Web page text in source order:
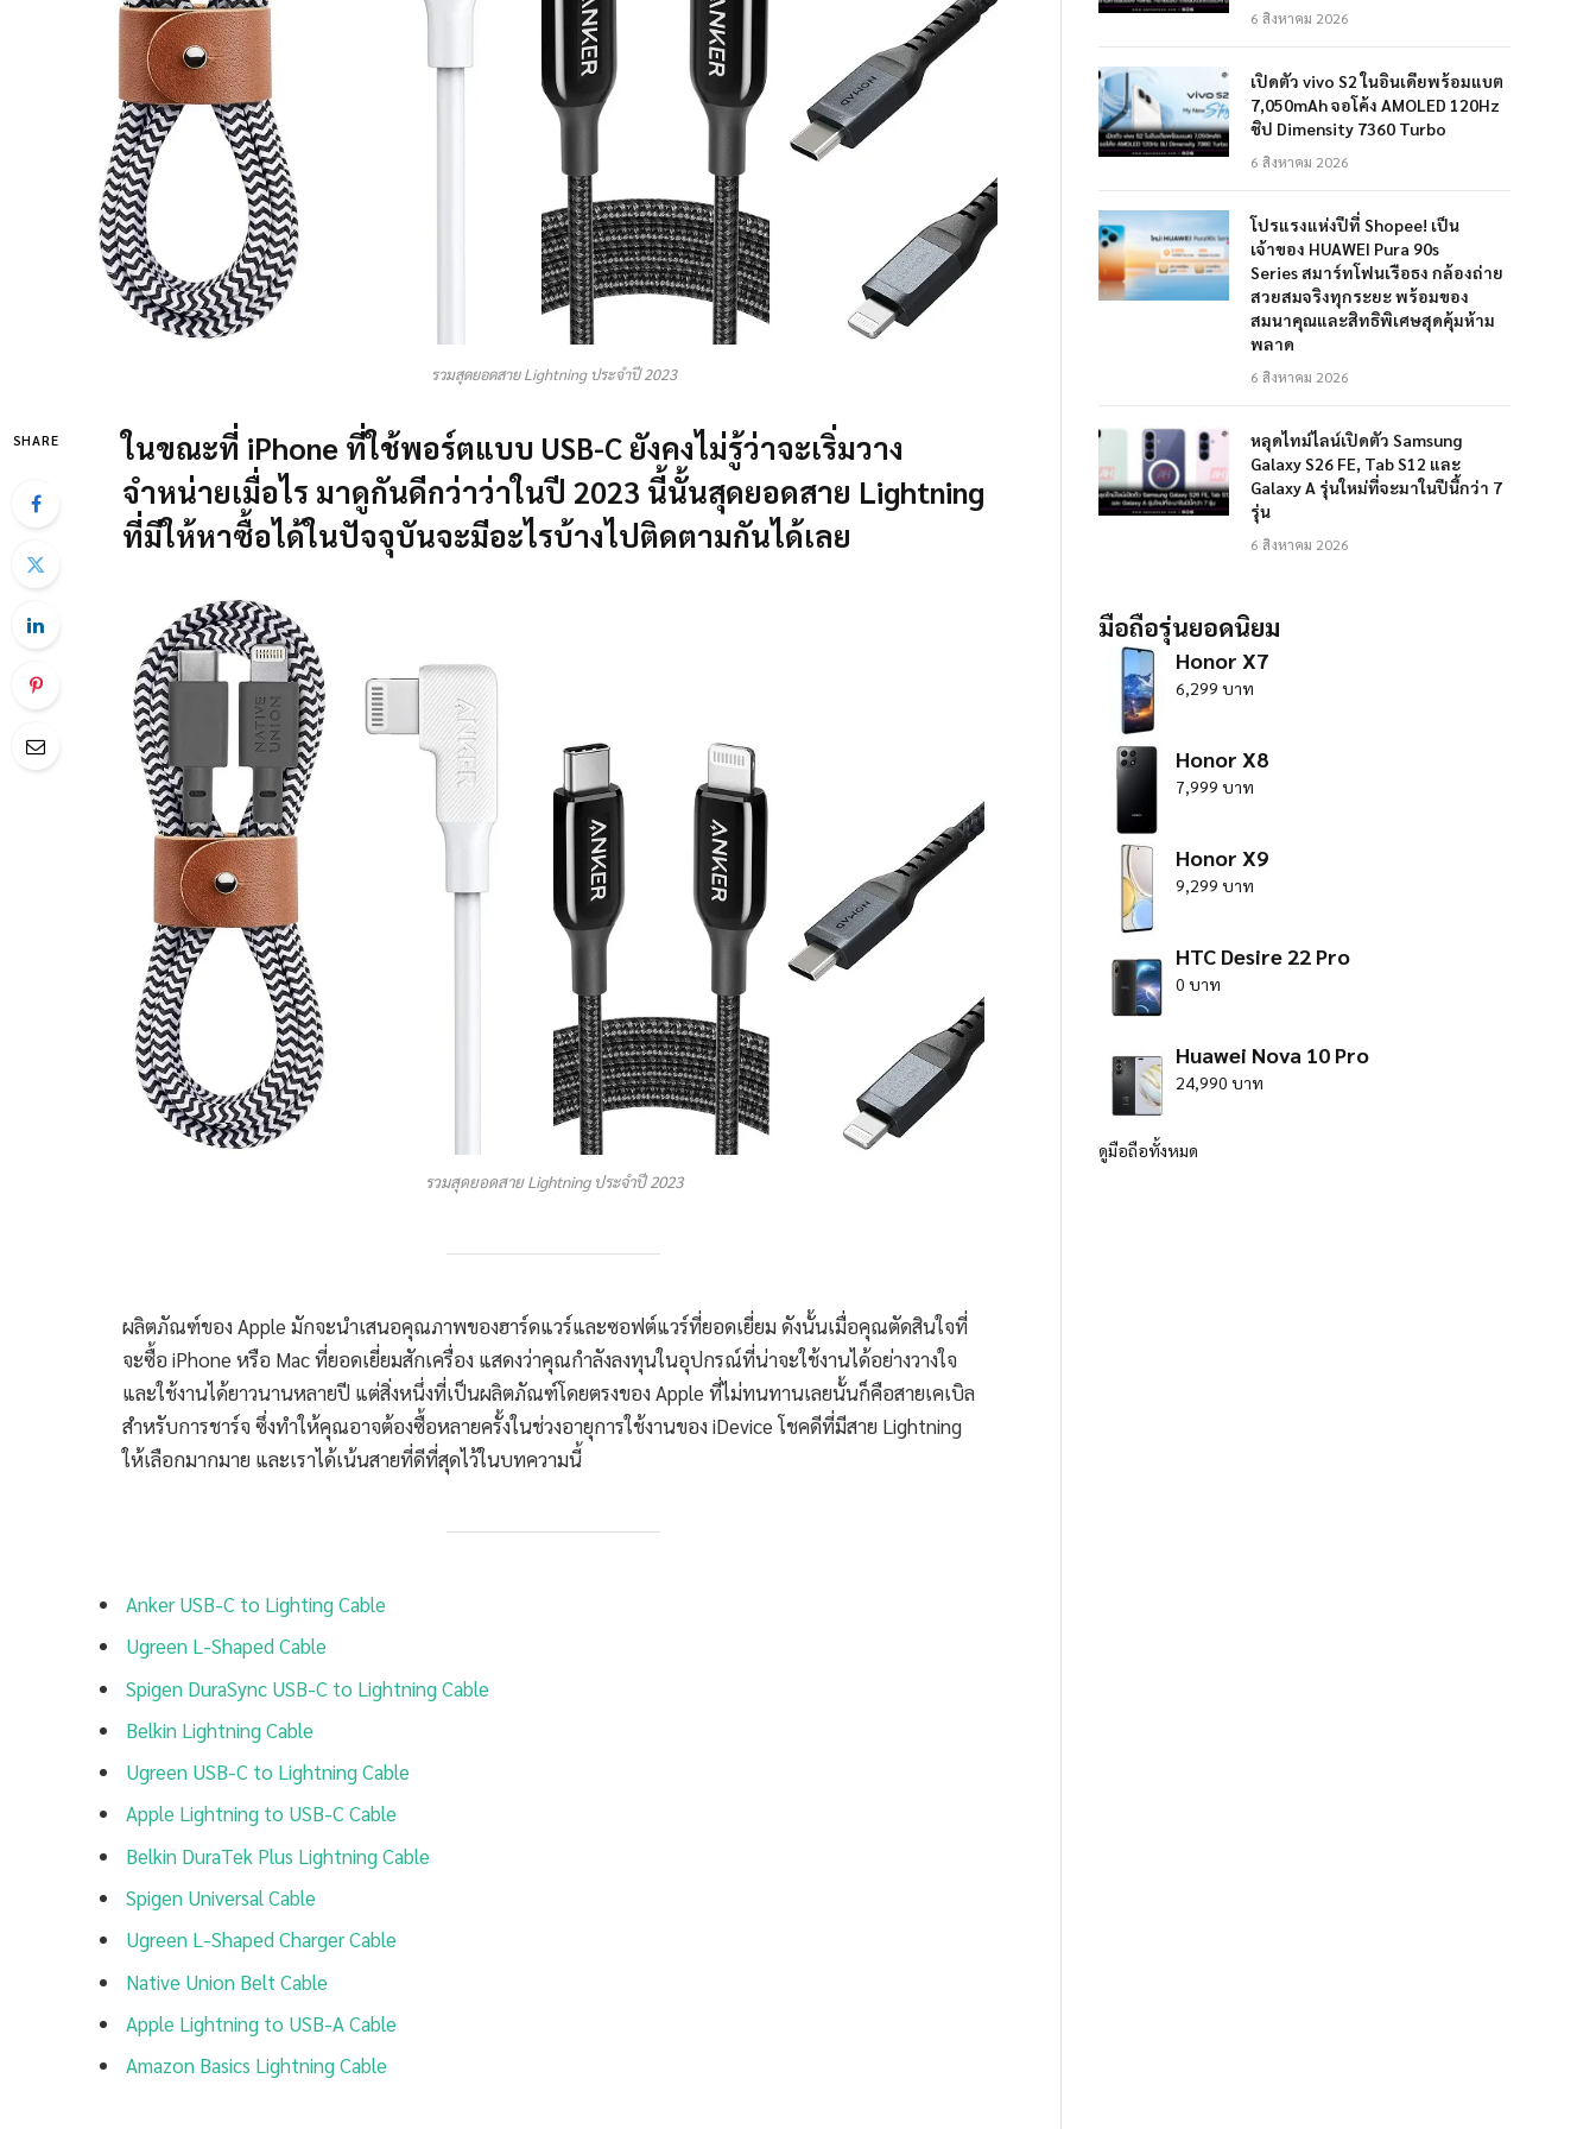
รวมสุดยอดสาย Lightning ประจำปี 2023
SHARE
ในขณะที่ iPhone ที่ใช้พอร์ตแบบ USB-C ยังคงไม่รู้ว่าจะเริ่มวาง
จำหน่ายเมื่อไร มาดูกันดีกว่าว่าในปี 2023 นี้นั้นสุดยอดสาย Lightning
ที่มีให้หาซื้อได้ในปัจจุบันจะมีอะไรบ้างไปติดตามกันได้เลย
รวมสุดยอดสาย Lightning ประจำปี 2023
ผลิตภัณฑ์ของ Apple มักจะนำเสนอคุณภาพของฮาร์ดแวร์และซอฟต์แวร์ที่ยอดเยี่ยม ดังนั้นเมื่อคุณตัดสินใจที่
จะซื้อ iPhone หรือ Mac ที่ยอดเยี่ยมสักเครื่อง แสดงว่าคุณกำลังลงทุนในอุปกรณ์ที่น่าจะใช้งานได้อย่างวางใจ
และใช้งานได้ยาวนานหลายปี แต่สิ่งหนึ่งที่เป็นผลิตภัณฑ์โดยตรงของ Apple ที่ไม่ทนทานเลยนั้นก็คือสายเคเบิล
สำหรับการชาร์จ ซึ่งทำให้คุณอาจต้องซื้อหลายครั้งในช่วงอายุการใช้งานของ iDevice โชคดีที่มีสาย Lightning
ให้เลือกมากมาย และเราได้เน้นสายที่ดีที่สุดไว้ในบทความนี้
Anker USB-C to Lighting Cable
Ugreen L-Shaped Cable
Spigen DuraSync USB-C to Lightning Cable
Belkin Lightning Cable
Ugreen USB-C to Lightning Cable
Apple Lightning to USB-C Cable
Belkin DuraTek Plus Lightning Cable
Spigen Universal Cable
Ugreen L-Shaped Charger Cable
Native Union Belt Cable
Apple Lightning to USB-A Cable
Amazon Basics Lightning Cable
6 สิงหาคม 2026
เปิดตัว vivo S2 ในอินเดียพร้อมแบต
7,050mAh จอโค้ง AMOLED 120Hz
ชิป Dimensity 7360 Turbo
6 สิงหาคม 2026
โปรแรงแห่งปีที่ Shopee! เป็น
เจ้าของ HUAWEI Pura 90s
Series สมาร์ทโฟนเรือธง กล้องถ่าย
สวยสมจริงทุกระยะ พร้อมของ
สมนาคุณและสิทธิพิเศษสุดคุ้มห้าม
พลาด
6 สิงหาคม 2026
หลุดไทม์ไลน์เปิดตัว Samsung
Galaxy S26 FE, Tab S12 และ
Galaxy A รุ่นใหม่ที่จะมาในปีนี้กว่า 7
รุ่น
6 สิงหาคม 2026
มือถือรุ่นยอดนิยม
Honor X7
6,299 บาท
Honor X8
7,999 บาท
Honor X9
9,299 บาท
HTC Desire 22 Pro
0 บาท
Huawei Nova 10 Pro
24,990 บาท
ดูมือถือทั้งหมด